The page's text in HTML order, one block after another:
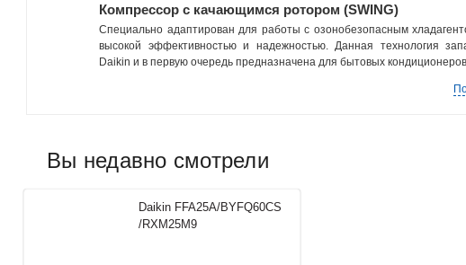
Компрессор с качающимся ротором (SWING)
Специально адаптирован для работы с озонобезопасным
высокой эффективностью и надежностью. Данная технология
Daikin и в первую очередь предназначена для бытовых
Вы недавно смотрели
Daikin FFA25A/BYFQ60CS
/RXM25M9